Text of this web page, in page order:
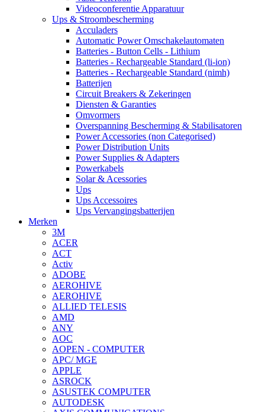
Videoconferentie Apparatuur
Ups & Stroombescherming
Acculaders
Automatic Power Omschakelautomaten
Batteries - Button Cells - Lithium
Batteries - Rechargeable Standard (li-ion)
Batteries - Rechargeable Standard (nimh)
Batterijen
Circuit Breakers & Zekeringen
Diensten & Garanties
Omvormers
Overspanning Bescherming & Stabilisatoren
Power Accessories (non Categorised)
Power Distribution Units
Power Supplies & Adapters
Powerkabels
Solar & Acessories
Ups
Ups Accessoires
Ups Vervangingsbatterijen
Merken
3M
ACER
ACT
Activ
ADOBE
AEROHIVE
AEROHIVE
ALLIED TELESIS
AMD
ANY
AOC
AOPEN - COMPUTER
APC/ MGE
APPLE
ASROCK
ASUSTEK COMPUTER
AUTODESK